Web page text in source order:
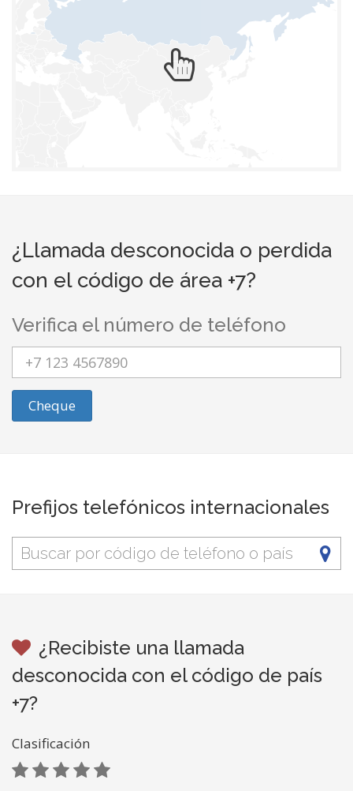
¿Llamada desconocida o perdida
con el código de área +7?
Verifica el número de teléfono
Cheque
Prefijos telefónicos internacionales
¿Recibiste una llamada
desconocida con el código de país
+7?
Clasificación